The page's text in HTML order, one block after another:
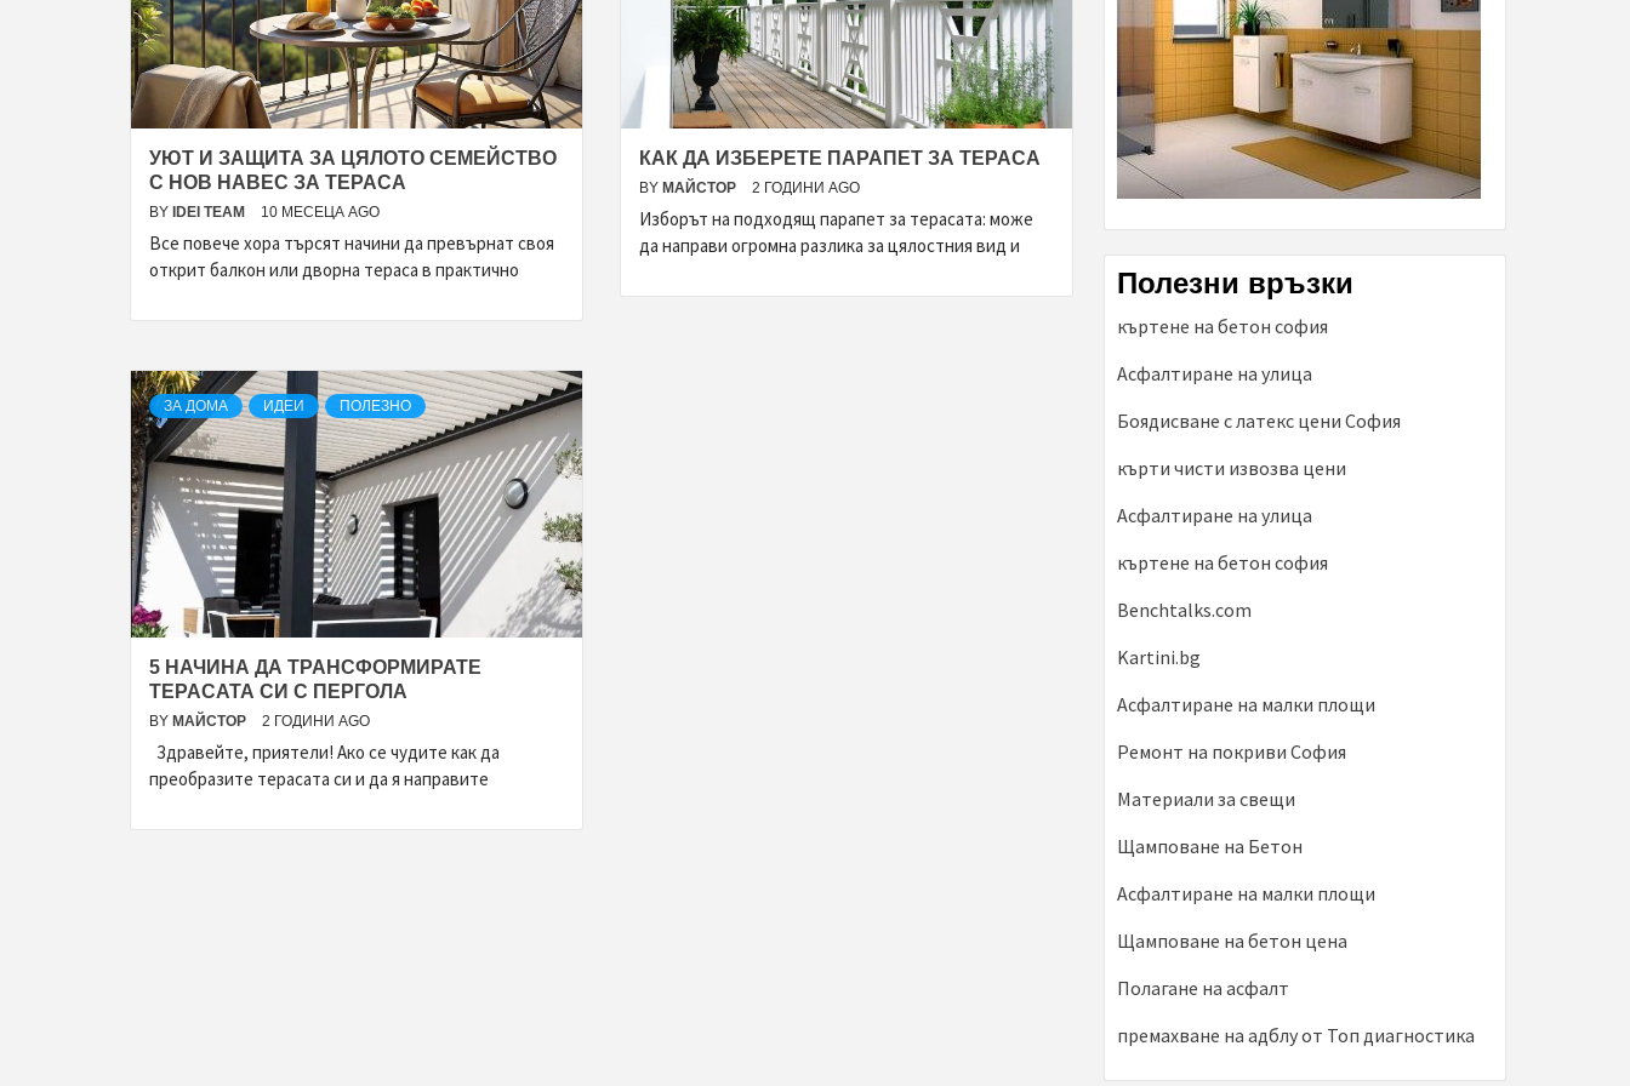
УЮТ И ЗАЩИТА ЗА ЦЯЛОТО СЕМЕЙСТВО
С НОВ НАВЕС ЗА ТЕРАСА
BY IDEI TEAM 10 МЕСЕЦА AGO
Все повече хора търсят начини да превърнат своя
открит балкон или дворна тераса в практично
КАК ДА ИЗБЕРЕТЕ ПАРАПЕТ ЗА ТЕРАСА
BY МАЙСТОР 2 ГОДИНИ AGO
Изборът на подходящ парапет за терасата: може
да направи огромна разлика за цялостния вид и
ЗА ДОМА ИДЕИ ПОЛЕЗНО
5 НАЧИНА ДА ТРАНСФОРМИРАТЕ
ТЕРАСАТА СИ С ПЕРГОЛА
BY МАЙСТОР 2 ГОДИНИ AGO
Здравейте, приятели! Ако се чудите как да
преобразите терасата си и да я направите
Полезни връзки
къртене на бетон софия
Асфалтиране на улица
Боядисване с латекс цени София
кърти чисти извозва цени
Асфалтиране на улица
къртене на бетон софия
Benchtalks.com
Kartini.bg
Асфалтиране на малки площи
Ремонт на покриви София
Материали за свещи
Щамповане на Бетон
Асфалтиране на малки площи
Щамповане на бетон цена
Полагане на асфалт
премахване на адблу от Топ диагностика